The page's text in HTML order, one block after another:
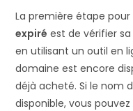
La première étape pour
expiré est de vérifier
en utilisant un outil en
domaine est encore
déjà acheté. Si le nom
disponible, vous